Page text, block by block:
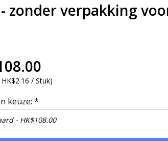
zonder verpakking
HK$2.16 / Stuk)
keuze: *